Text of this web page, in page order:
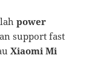
power
support fast
Xiaomi Mi